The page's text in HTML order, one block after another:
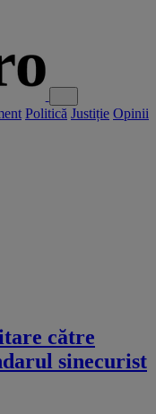
Politică Justiție Opinii
către
sinecurist